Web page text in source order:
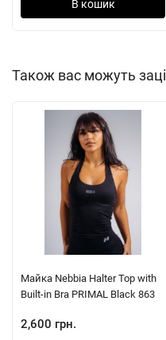
В кошик
Також вас можуть
Майка Nebbia Halter Top with
Built-in Bra PRIMAL Black 863
2,600 грн.